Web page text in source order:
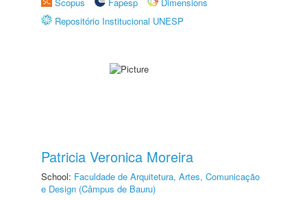
Repositório Institucional UNESP
Patricia Veronica Moreira
School: Faculdade de Arquitetura, Artes, Comunicação
e Design (Câmpus de Bauru)